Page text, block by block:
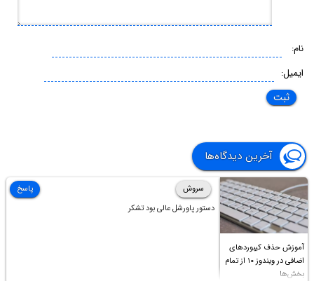
نام:
ایمیل:
آخرین دیدگاه‌ها
آموزش حذف کیبوردهای
اضافی در ویندوز ۱۰ از تمام
بخش‌ها
سروش
دستور پاورشل عالی بود تشکر
پاسخ